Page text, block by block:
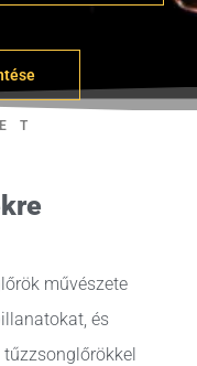
művészete
és